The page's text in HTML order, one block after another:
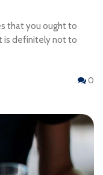
that you ought to
is definitely not to
0